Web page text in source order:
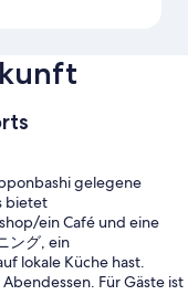
gelegene
bietet
ein Café und eine
ング, ein
lokale Küche hast.
Für Gäste ist